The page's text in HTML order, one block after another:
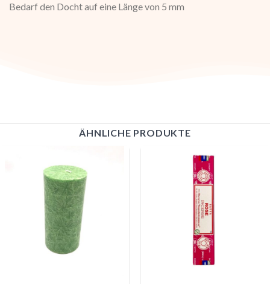
Bedarf den Docht auf eine Länge von 5 mm
ÄHNLICHE PRODUKTE